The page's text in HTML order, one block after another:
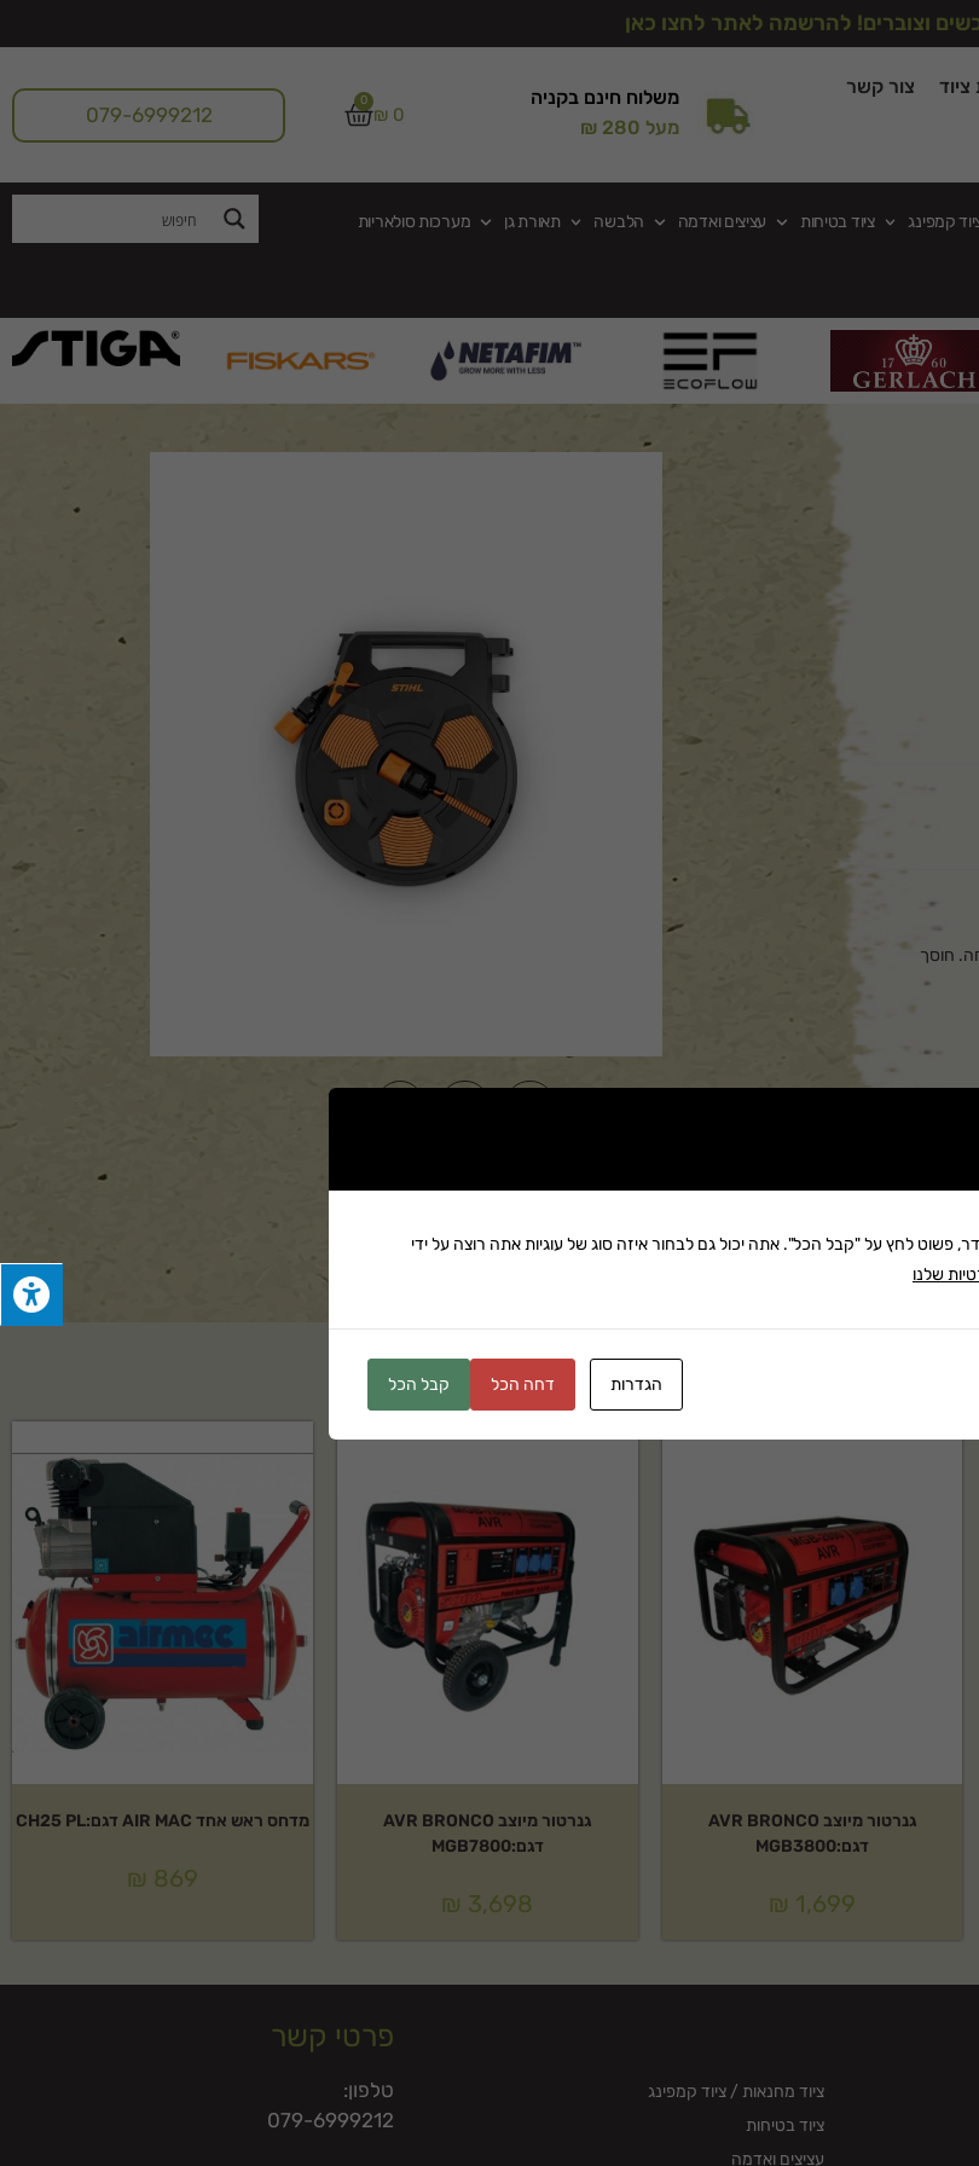
וצוברים! להרשמה לאתר לחצו כאן
צור קשר
משלוח חינם בקניה
מעל 280 ₪
₪0
0
079-6999212
קמפינג ציוד בטיחות עציצים ואדמה הלבשה תאורת גן מערכות סולאריות
חוסך
שתף:
זמן אספקה:עד 8 ימי עסקים
גנרטור מיוצב AVR BRONCO
דגם:MGB3800
₪ 1,699
גנרטור מיוצב AVR BRONCO
דגם:MGB7800
₪ 3,698
מדחס ראש אחד AIR MAC דגם:CH25 PL
₪ 869
ציוד מחנאות / ציוד קמפינג
ציוד בטיחות
עציצים ואדמה
פרטי קשר
טלפון:
079-6999212
פשוט לחץ על "קבל הכל". אתה יכול גם לבחור איזה סוג של עוגיות אתה רוצה על ידי
שלנו
הגדרות דחה הכל קבל הכל